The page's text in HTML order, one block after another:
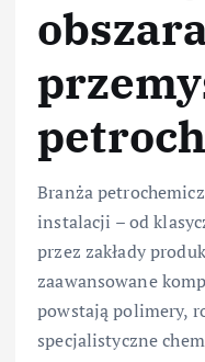
Branża
instalacji – od
przez zakłady
zaawansowane
powstają polimery,
specjalistyczne